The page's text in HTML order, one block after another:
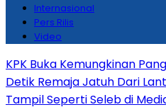
Internasional
Pers Rilis
Video
KPK Buka Kemungkinan
Detik Remaja Jatuh Dari
Tampil Seperti Seleb di